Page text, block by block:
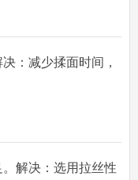
：减少揉面时间，
解决：选用拉丝性